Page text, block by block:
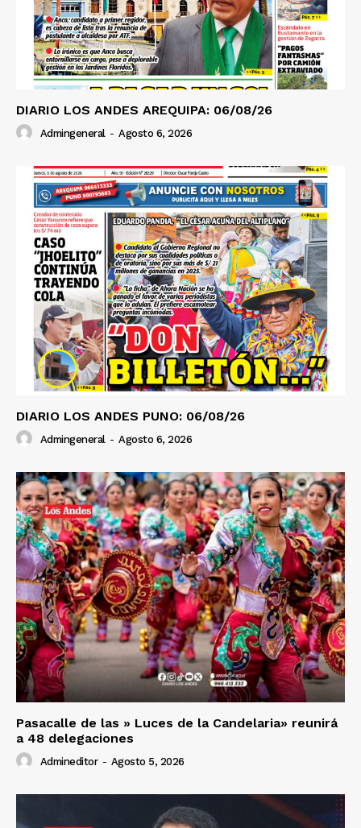
DIARIO LOS ANDES AREQUIPA: 06/08/26
Admingeneral - Agosto 6, 2026
DIARIO LOS ANDES PUNO: 06/08/26
Admingeneral - Agosto 6, 2026
Pasacalle de las » Luces de la Candelaria» reunirá
a 48 delegaciones
Admineditor - Agosto 5, 2026